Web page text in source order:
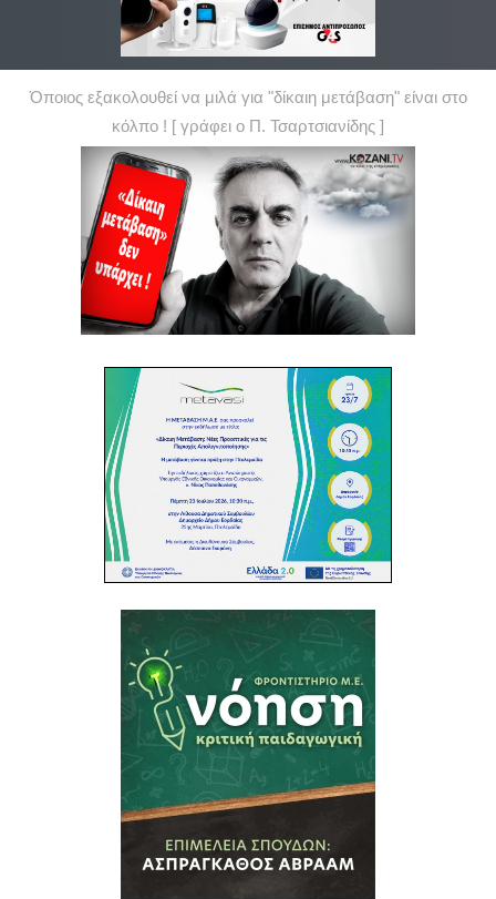
Όποιος εξακολουθεί να μιλά για "δίκαιη μετάβαση" είναι στο
κόλπο ! [ γράφει ο Π. Τσαρτσιανίδης ]